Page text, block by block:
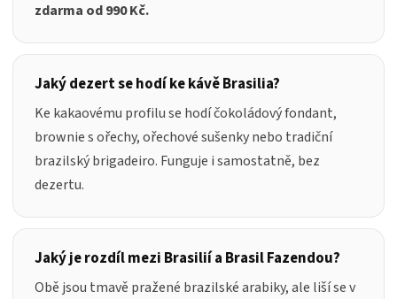
zdarma od 990 Kč.
Jaký dezert se hodí ke kávě Brasilia?
Ke kakaovému profilu se hodí čokoládový fondant,
brownie s ořechy, ořechové sušenky nebo tradiční
brazilský brigadeiro. Funguje i samostatně, bez
dezertu.
Jaký je rozdíl mezi Brasilií a Brasil Fazendou?
Obě jsou tmavě pražené brazilské arabiky, ale liší se v